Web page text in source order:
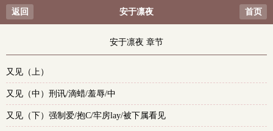
返回 安于凛夜 首页
安于凛夜 章节
又见（上）
又见（中）刑讯/滴蜡/羞辱/中
又见（下）强制爱/抱C/牢房lay/被下属看见